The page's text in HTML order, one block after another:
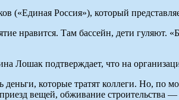
(«Единая Россия»), который
нравится. Там бассейн, дети гуляют.
Лошак подтверждает, что на
которые тратят коллеги. Но, по
вещей, обживание строительства